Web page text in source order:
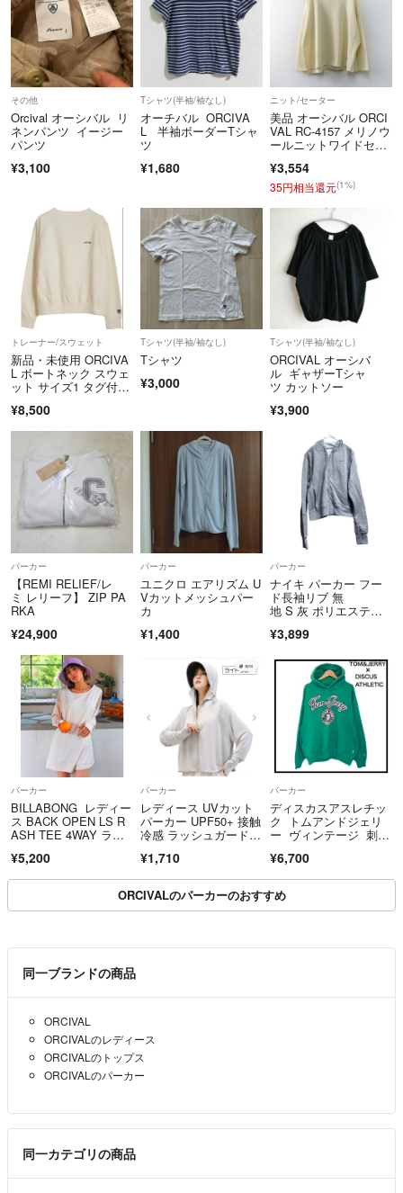
その他
Orcival オーシバル リ
ネンパンツ イージー
パンツ
¥3,100
Tシャツ(半袖/袖なし)
オーチバル ORCIVA
L 半袖ボーダーTシャ
ツ
¥1,680
ニット/セーター
美品 オーシバル ORCI
VAL RC-4157 メリノウ
ールニットワイドセー
ルオーバー オーチバル
【2400015047331】
¥3,554
35円相当還元(1%)
トレーナー/スウェット
新品・未使用 ORCIVA
L ボートネック スウェ
ット サイズ1 タグ付
¥8,500
Tシャツ(半袖/袖なし)
Tシャツ
¥3,000
Tシャツ(半袖/袖なし)
ORCIVAL オーシバ
ル ギャザーTシャ
ツ カットソー
¥3,900
パーカー
【REMI RELIEF/レ
ミ レリーフ】 ZIP PA
RKA
¥24,900
パーカー
ユニクロ エアリズム U
Vカットメッシュパー
カ
¥1,400
パーカー
ナイキ パーカー フー
ド長袖リブ 無
地 S 灰 ポリエステ
¥3,899
パーカー
BILLABONG レディー
ス BACK OPEN LS R
ASH TEE 4WAY ラッ
＋ ロンT
¥5,200
パーカー
レディース UVカット
パーカー UPF50+ 接触
冷感 ラッシュガードつ
¥1,710
パーカー
ディスカスアスレチッ
ク トムアンドジェリ
ー ヴィンテージ 刺
¥6,700
ORCIVALのパーカーのおすすめ
同一ブランドの商品
ORCIVAL
ORCIVALのレディース
ORCIVALのトップス
ORCIVALのパーカー
同一カテゴリの商品